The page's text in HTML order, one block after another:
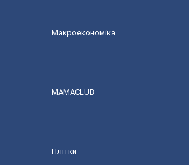
Макроекономіка
MAMACLUB
Плітки